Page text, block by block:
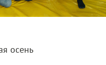
осень